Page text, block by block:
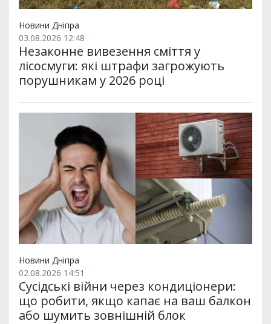
Новини Дніпра
03.08.2026 12:48
Незаконне вивезення сміття у
лісосмуги: які штрафи загрожують
порушникам у 2026 році
Новини Дніпра
02.08.2026 14:51
Сусідські війни через кондиціонери:
що робити, якщо капає на ваш балкон
або шумить зовнішній блок